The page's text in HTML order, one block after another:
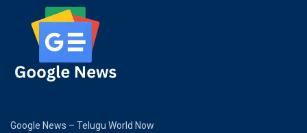
Google News – Telugu World Now